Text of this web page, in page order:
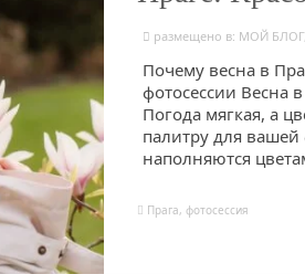
размещено в: МОЙ БЛОГ,
Почему весна в
фотосессии Весна
Погода мягкая, а
палитру для
наполняются
Прага, фотосессия